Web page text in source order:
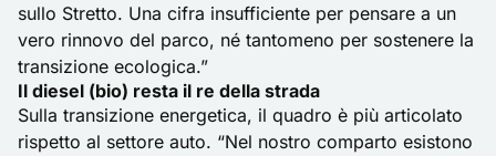
sullo Stretto. Una cifra insufficiente per pensare a un
vero rinnovo del parco, né tantomeno per sostenere la
transizione ecologica.”
Il diesel (bio) resta il re della strada
Sulla transizione energetica, il quadro è più articolato
rispetto al settore auto. “Nel nostro comparto esistono